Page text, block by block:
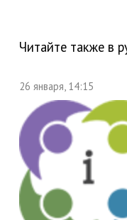
Читайте также в
26 января, 14:15